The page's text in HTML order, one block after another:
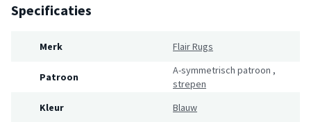
Specificaties
Merk Flair Rugs
Patroon
A-symmetrisch patroon ,
strepen
Kleur
Blauw